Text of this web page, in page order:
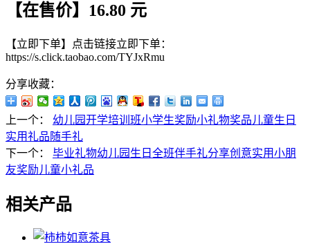
【在售价】16.80 元
【立即下单】点击链接立即下单：
https://s.click.taobao.com/TYJxRmu
分享收藏：
上一个： 幼儿园开学培训班小学生奖励小礼物奖品儿童生日
实用礼品随手礼
下一个： 毕业礼物幼儿园生日全班伴手礼分享创意实用小朋
友奖励儿童小礼品
相关产品